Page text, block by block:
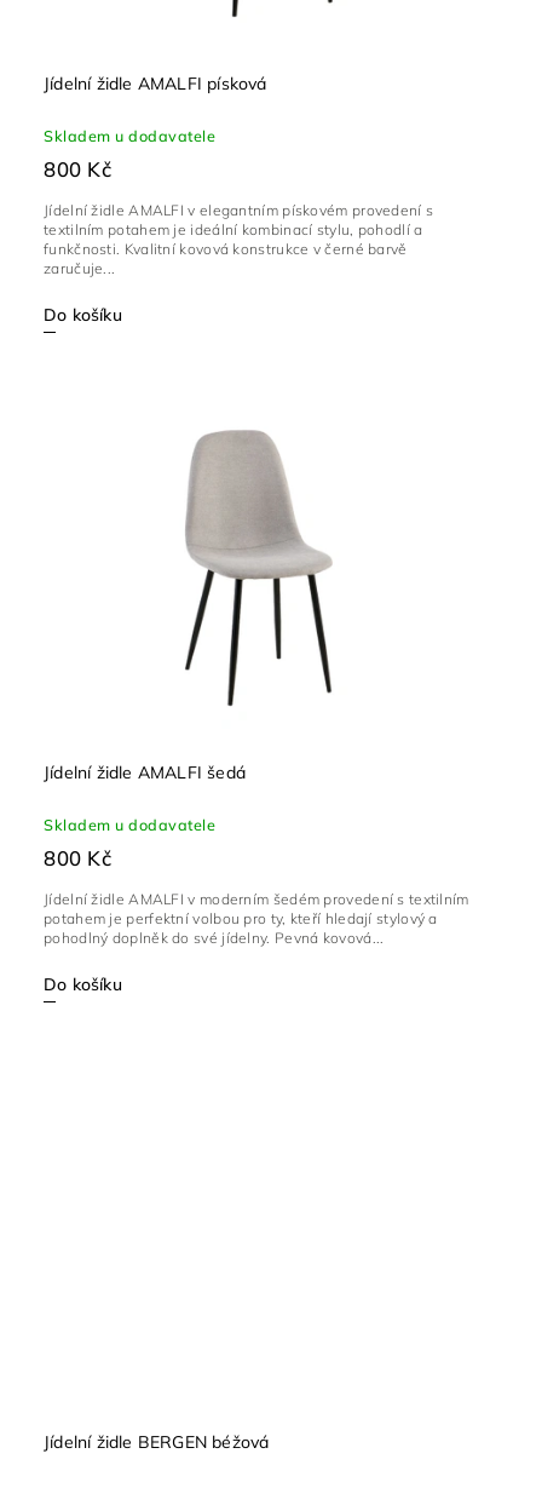
Jídelní židle AMALFI písková
Skladem u dodavatele
800 Kč
Do košíku
Jídelní židle AMALFI v elegantním pískovém provedení s
textilním potahem je ideální kombinací stylu, pohodlí a
funkčnosti. Kvalitní kovová konstrukce v černé barvě
zaručuje...
Jídelní židle AMALFI šedá
Skladem u dodavatele
800 Kč
Do košíku
Jídelní židle AMALFI v moderním šedém provedení s textilním
potahem je perfektní volbou pro ty, kteří hledají stylový a
pohodlný doplněk do své jídelny. Pevná kovová...
Jídelní židle BERGEN béžová